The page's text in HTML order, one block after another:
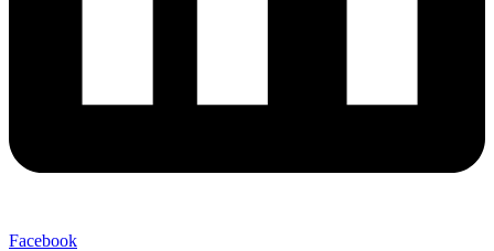
Facebook